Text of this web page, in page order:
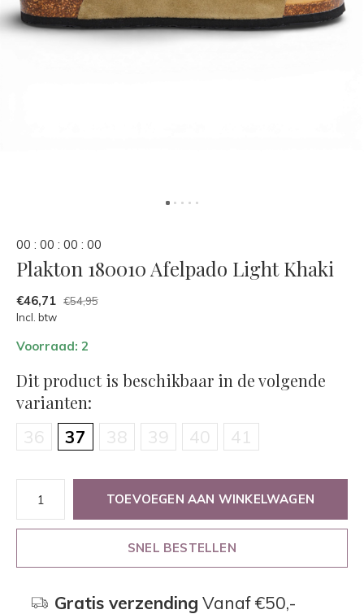
00 : 00 : 00 : 00
Plakton 180010 Afelpado Light Khaki
€46,71 €54,95
Incl. btw
Voorraad: 2
Dit product is beschikbaar in de volgende
varianten:
36 37 38 39 40 41
TOEVOEGEN AAN WINKELWAGEN
SNEL BESTELLEN
Gratis verzending Vanaf €50,-